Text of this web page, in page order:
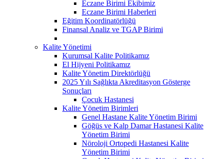
Eczane Birimi Ekibimiz
Eczane Birimi Haberleri
Eğitim Koordinatörlüğü
Finansal Analiz ve TGAP Birimi
Kalite Yönetimi
Kurumsal Kalite Politikamız
El Hijyeni Politikamız
Kalite Yönetim Direktörlüğü
2025 Yılı Sağlıkta Akreditasyon Gösterge
Sonuçları
Çocuk Hastanesi
Kalite Yönetim Birimleri
Genel Hastane Kalite Yönetim Birimi
Göğüs ve Kalp Damar Hastanesi Kalite
Yönetim Birimi
Nöroloji Ortopedi Hastanesi Kalite
Yönetim Birimi